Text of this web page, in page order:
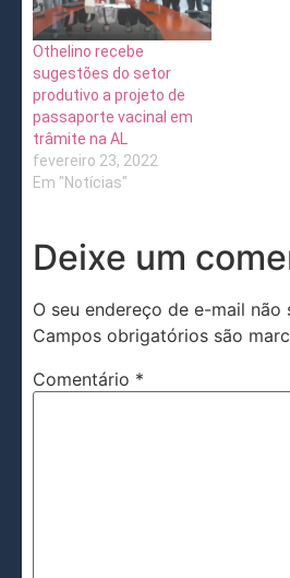
Othelino recebe
sugestões do setor
produtivo a projeto de
passaporte vacinal em
trâmite na AL
fevereiro 23, 2022
Em "Notícias"
Deixe um
O seu endereço de e-mail não
Campos obrigatórios são
Comentário *